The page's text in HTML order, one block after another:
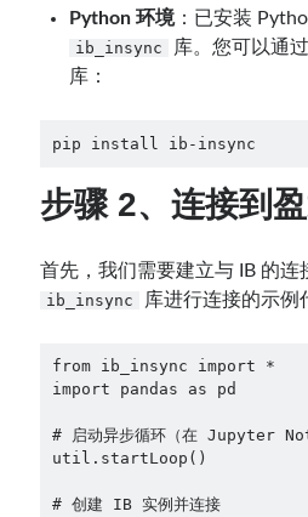
Python 环境：已安装
ib_insync
库。您可以通
库：
pip install ib-insync
步骤 2、连接到
首先，我们需要建立与 IB 的连
ib_insync 库进行连接的示例
from ib_insync import *
import pandas as pd
# 启动异步循环（在 Jupyter
util.startLoop()
# 创建 IB 实例并连接